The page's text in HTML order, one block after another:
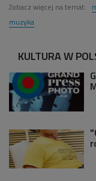
Zobacz więcej na temat:
muzyka
KULTURA W